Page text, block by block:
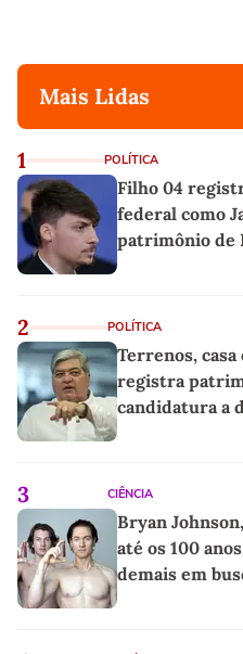
Mais Lidas
1 POLÍTICA
Filho 04
federal como
patrimônio de
2 POLÍTICA
Terrenos,
registra
candidatura a
3 CIÊNCIA
Bryan
até os 100
demais em